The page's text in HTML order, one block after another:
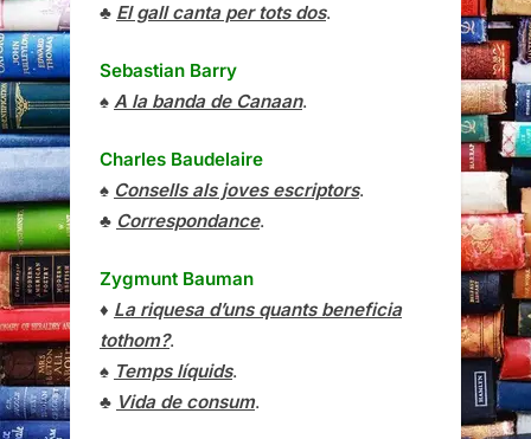
♣ El gall canta per tots dos.
Sebastian Barry
♠ A la banda de Canaan.
Charles Baudelaire
♠ Consells als joves escriptors.
♣ Correspondance.
Zygmunt Bauman
♦ La riquesa d’uns quants beneficia
tothom?.
♠ Temps líquids.
♣ Vida de consum.